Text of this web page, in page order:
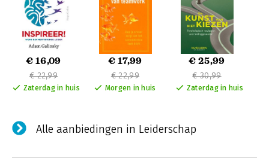
€ 16,09
€ 22,99
Zaterdag in huis
€ 17,99
€ 22,99
Morgen in huis
€ 25,99
€ 30,99
Zaterdag in huis
Alle aanbiedingen in Leiderschap